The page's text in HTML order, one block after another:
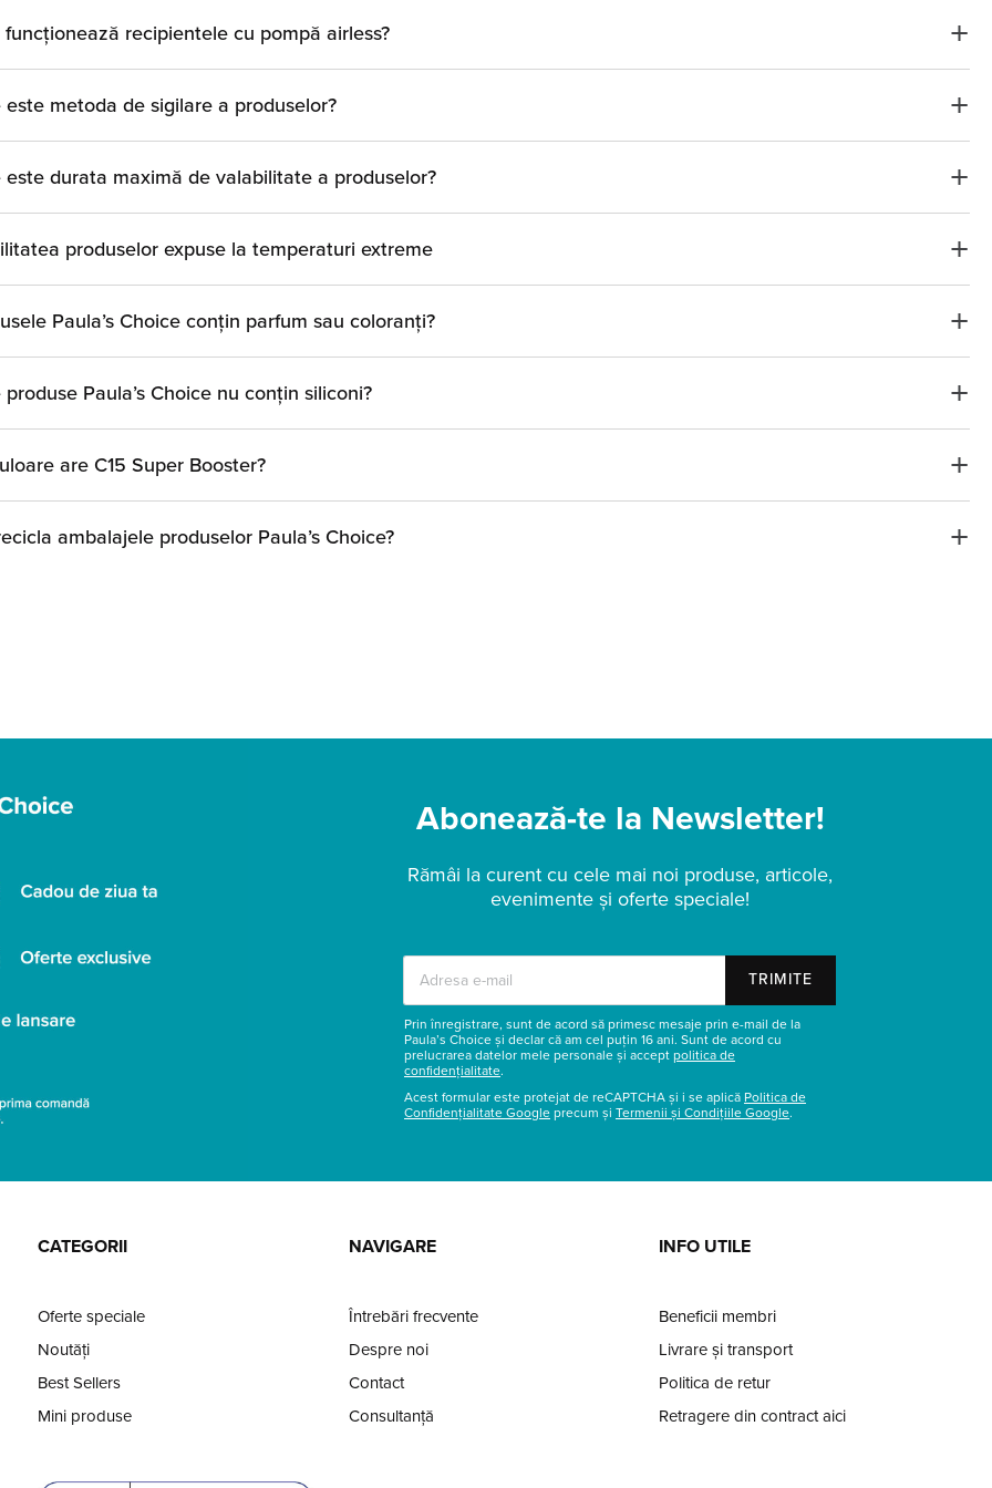
funcționează recipientele cu pompă airless?
este metoda de sigilare a produselor?
este durata maximă de valabilitate a produselor?
produselor expuse la temperaturi extreme
Paula’s Choice conțin parfum sau coloranți?
produse Paula’s Choice nu conțin siliconi?
are C15 Super Booster?
ambalajele produselor Paula’s Choice?
Abonează-te la Newsletter!
Rămâi la curent cu cele mai noi produse, articole,
evenimente și oferte speciale!
TRIMITE
Prin înregistrare, sunt de acord să primesc mesaje prin e-mail de la
Paula’s Choice și declar că am cel puțin 16 ani. Sunt de acord cu
prelucrarea datelor mele personale și accept politica de
confidențialitate.
Acest formular este protejat de reCAPTCHA și i se aplică Politica de
Confidențialitate Google precum și Termenii și Condițiile Google.
CATEGORII
Oferte speciale
Noutăți
Best Sellers
Mini produse
NAVIGARE
Întrebări frecvente
Despre noi
Contact
Consultanță
INFO UTILE
Beneficii membri
Livrare și transport
Politica de retur
Retragere din contract aici